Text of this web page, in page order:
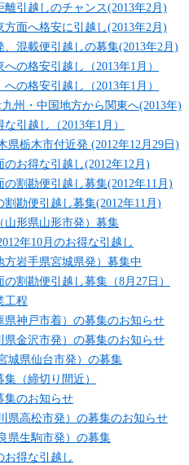
引越しのチャンス(2013年2月)
面へ格安に引越し(2013年2月)
、混載便引越しの募集(2013年2月)
の格安引越し（2013年1月）
の格安引越し（2013年1月）
州・中国地方から関東へ(2013年)
引越し（2013年1月）
県栃木市付近発 (2012年12月29日)
お得な引越し(2012年12月)
割勘便引越し募集(2012年11月)
勘便引越し募集(2012年11月)
山形県山形市発）募集
年10月のお得な引越し
方岩手県宮城県発）募集中
割勘便引越し募集（8月27日）
工程
県神戸市着）の募集のお知らせ
県金沢市発）の募集のお知らせ
城県仙台市発）の募集
（締切り間近）
集のお知らせ
県高松市発）の募集のお知らせ
県生駒市発）の募集
お得な引越し